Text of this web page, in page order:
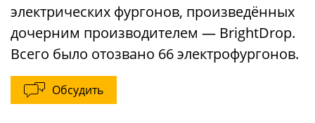
электрических фургонов, произведённых
дочерним производителем — BrightDrop.
Всего было отозвано 66 электрофургонов.
Обсудить